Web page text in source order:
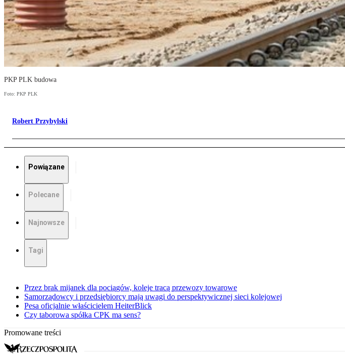
PKP PLK budowa
Foto: PKP PLK
Robert Przybylski
Powiązane
Polecane
Najnowsze
Tagi
Przez brak mijanek dla pociągów, koleje tracą przewozy towarowe
Samorządowcy i przedsiębiorcy mają uwagi do perspektywicznej sieci kolejowej
Pesa oficjalnie właścicielem HeiterBlick
Czy taborowa spółka CPK ma sens?
Promowane treści